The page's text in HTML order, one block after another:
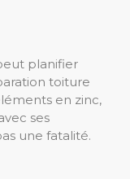
planifier
toiture
en zinc,
ses
une fatalité.